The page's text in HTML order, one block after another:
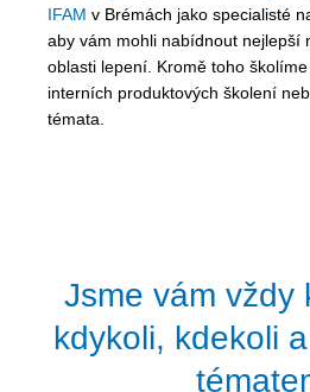
IFAM v Brémách jako specialisté
aby vám mohli nabídnout nejlepší
oblasti lepení. Kromě toho
interních produktových školení
témata.
Jsme vám vždy
kdykoli, kdekoli